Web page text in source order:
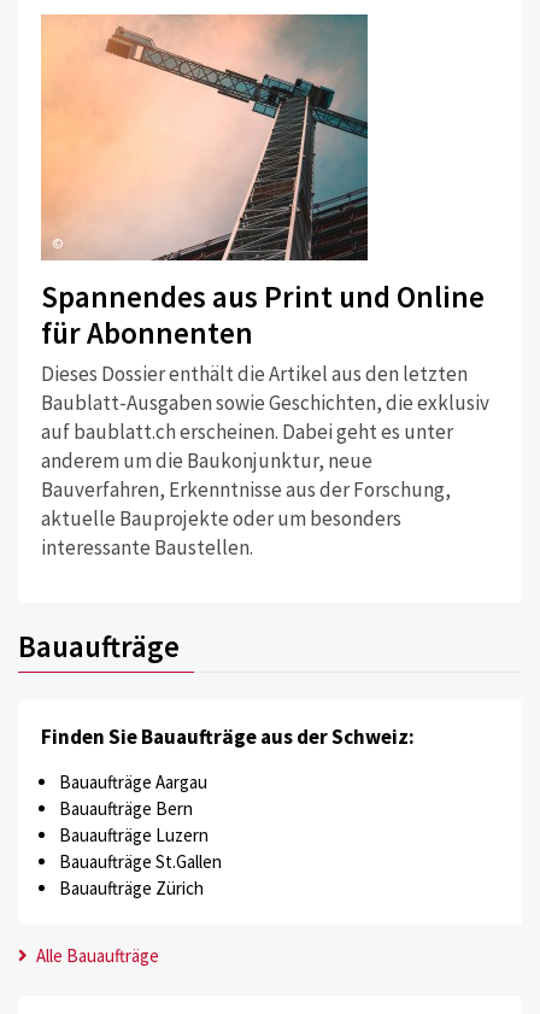
©
Spannendes aus Print und Online
für Abonnenten
Dieses Dossier enthält die Artikel aus den letzten
Baublatt-Ausgaben sowie Geschichten, die exklusiv
auf baublatt.ch erscheinen. Dabei geht es unter
anderem um die Baukonjunktur, neue
Bauverfahren, Erkenntnisse aus der Forschung,
aktuelle Bauprojekte oder um besonders
interessante Baustellen.
Bauaufträge
Finden Sie Bauaufträge aus der Schweiz:
Bauaufträge Aargau
Bauaufträge Bern
Bauaufträge Luzern
Bauaufträge St.Gallen
Bauaufträge Zürich
Alle Bauaufträge